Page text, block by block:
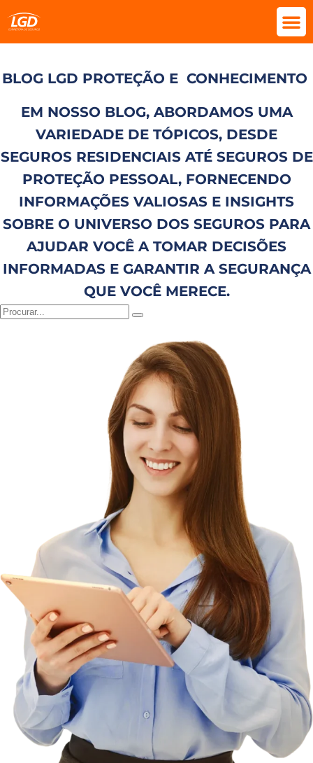
BLOG LGD PROTEÇÃO E CONHECIMENTO
EM NOSSO BLOG, ABORDAMOS UMA
VARIEDADE DE TÓPICOS, DESDE
SEGUROS RESIDENCIAIS ATÉ SEGUROS DE
PROTEÇÃO PESSOAL, FORNECENDO
INFORMAÇÕES VALIOSAS E INSIGHTS
SOBRE O UNIVERSO DOS SEGUROS PARA
AJUDAR VOCÊ A TOMAR DECISÕES
INFORMADAS E GARANTIR A SEGURANÇA
QUE VOCÊ MERECE.